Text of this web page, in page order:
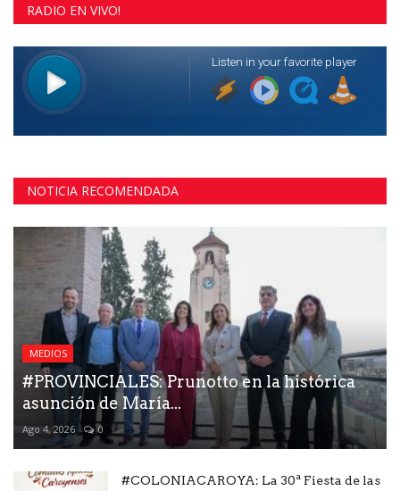
RADIO EN VIVO!
NOTICIA RECOMENDADA
MEDIOS
#PROVINCIALES: Prunotto en la histórica
asunción de María...
Ago 4, 2026 0
#COLONIACAROYA: La 30ª Fiesta de las